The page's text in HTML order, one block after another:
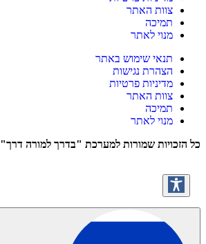
צוות האתר
תמיכה
מנוי לאתר
תנאי שימוש באתר
הצהרת נגישות
מדיניות פרטיות
צוות האתר
תמיכה
מנוי לאתר
כל הזכויות שמורות למערכת "בדרך למורה דרך"